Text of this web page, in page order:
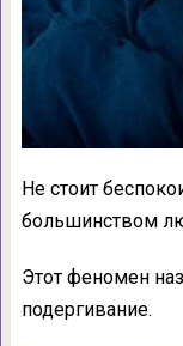
Не стоит
большинством
Этот феномен
подергивание.